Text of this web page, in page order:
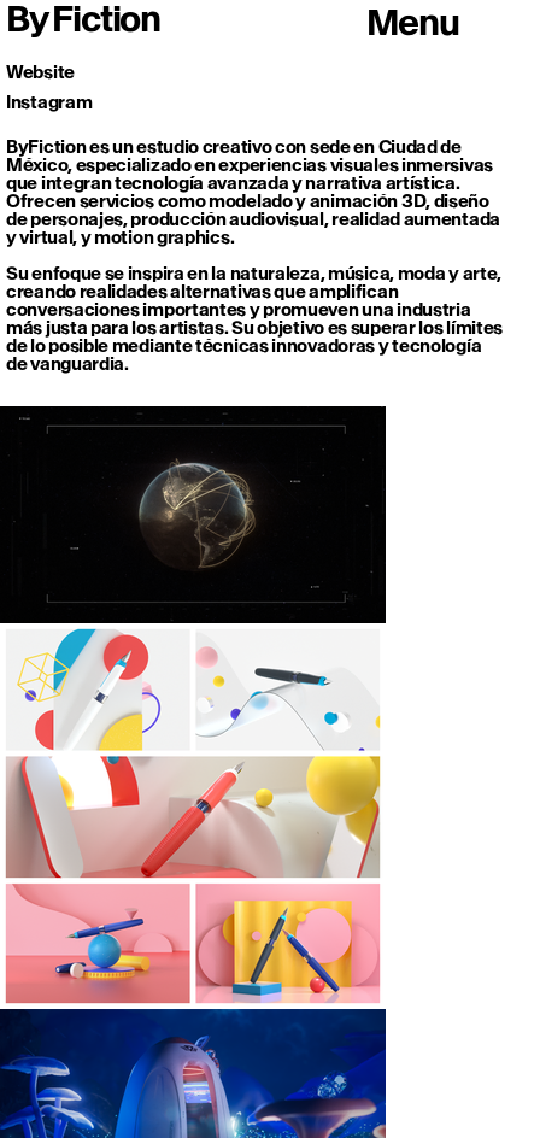
Menu
ByFiction es un estudio creativo con sede en Ciudad de
México, especializado en experiencias visuales inmersivas
que integran tecnología avanzada y narrativa artística.
Ofrecen servicios como modelado y animación 3D, diseño
de personajes, producción audiovisual, realidad aumentada
y virtual, y motion graphics.
Su enfoque se inspira en la naturaleza, música, moda y arte,
creando realidades alternativas que amplifican
conversaciones importantes y promueven una industria
más justa para los artistas. Su objetivo es superar los límites
de lo posible mediante técnicas innovadoras y tecnología
de vanguardia.
Website
Instagram
By Fiction